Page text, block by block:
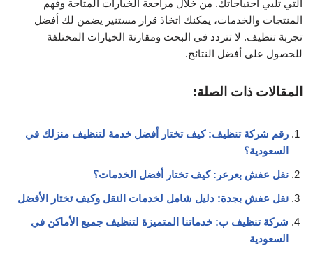
التي تلبي احتياجاتك. من خلال مراجعة الخيارات المتاحة وفهم
المنتجات والخدمات، يمكنك اتخاذ قرار مستنير يضمن لك أفضل
تجربة تنظيف. لا تتردد في البحث ومقارنة الخيارات المختلفة
للحصول على أفضل النتائج.
المقالات ذات الصلة:
رقم شركة تنظيف: كيف تختار أفضل خدمة لتنظيف منزلك في
السعودية؟
نقل عفش بعرعر: كيف تختار أفضل الخدمات؟
نقل عفش بجدة: دليل شامل لخدمات النقل وكيف تختار الأفضل
شركة تنظيف ب: خدماتنا المتميزة لتنظيف جميع الأماكن في
السعودية